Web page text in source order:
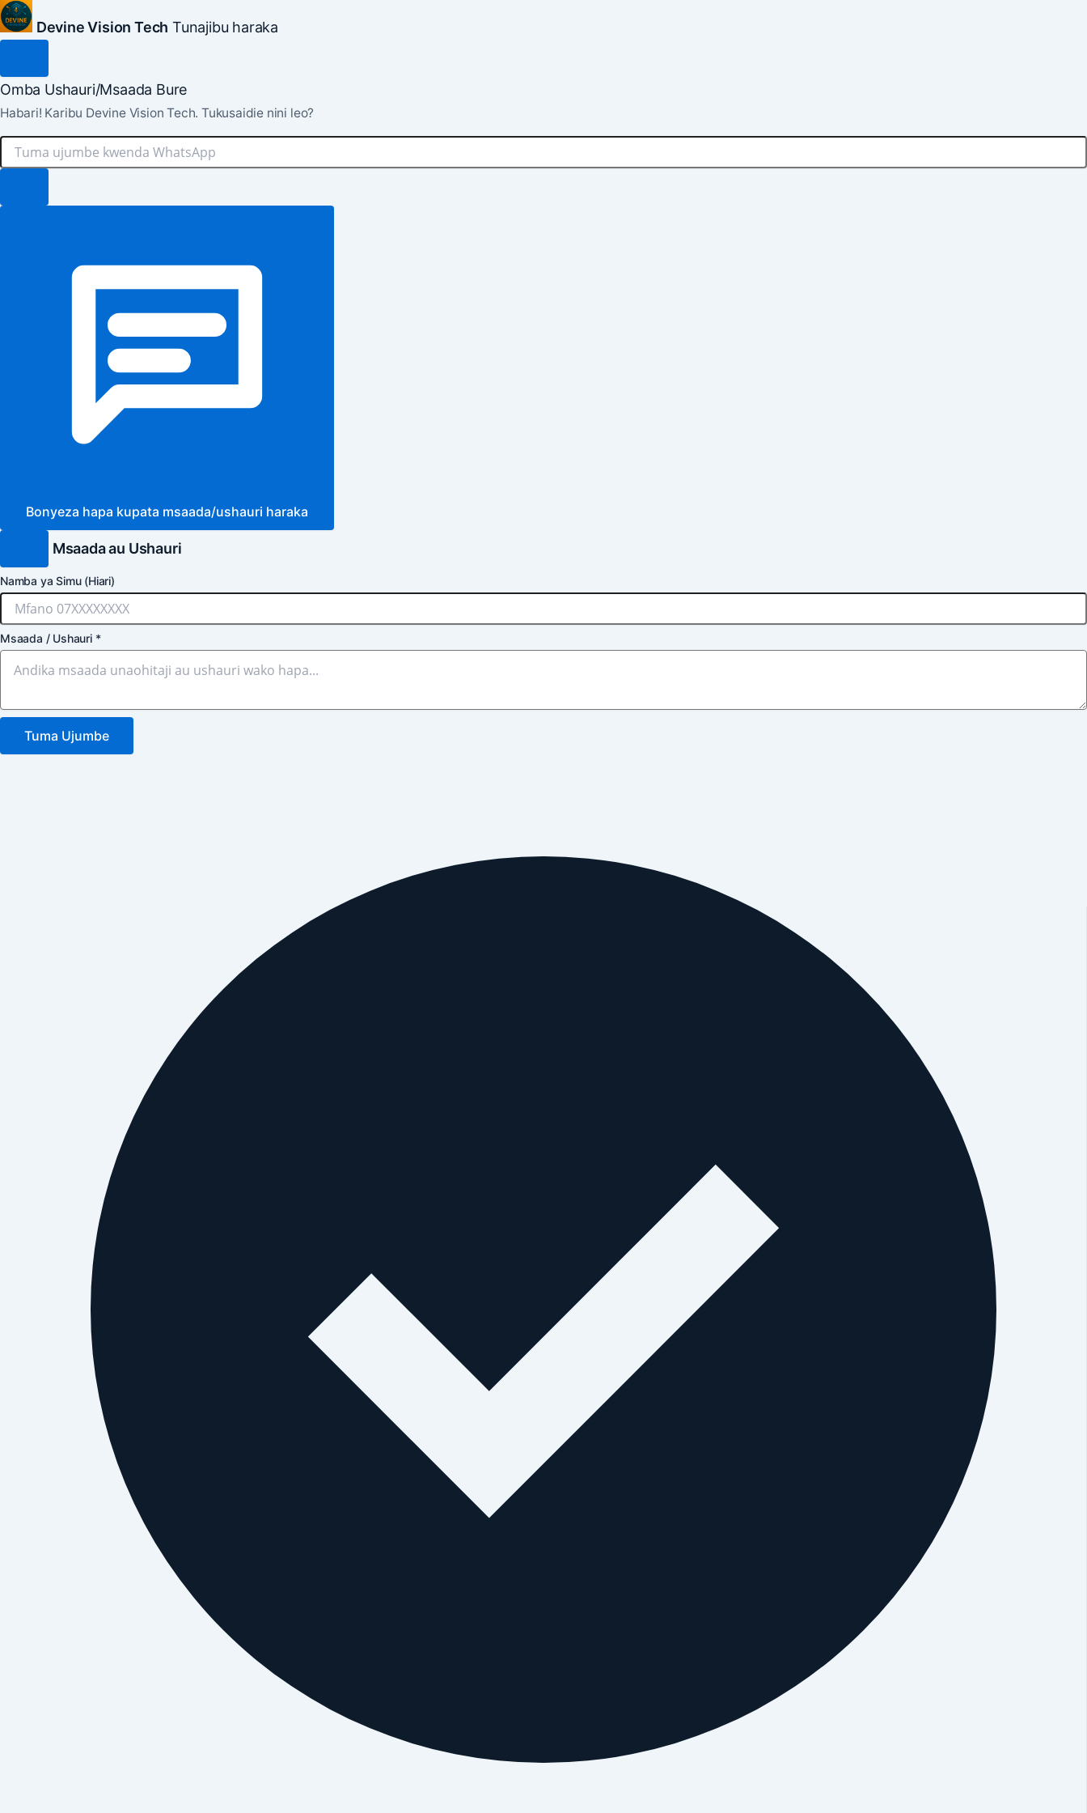
Devine Vision Tech Tunajibu haraka
Omba Ushauri/Msaada Bure
Habari! Karibu Devine Vision Tech. Tukusaidie nini leo?
Bonyeza hapa kupata msaada/ushauri haraka
Msaada au Ushauri
Namba ya Simu (Hiari)
Msaada / Ushauri *
Tuma Ujumbe